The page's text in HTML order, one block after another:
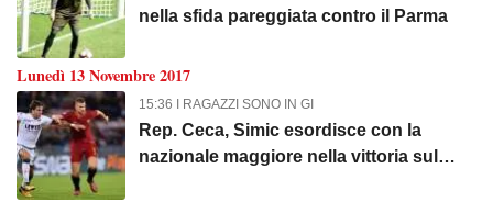
nella sfida pareggiata contro il Parma
Lunedì 13 Novembre 2017
15:36 I RAGAZZI SONO IN GI
Rep. Ceca, Simic esordisce con la
nazionale maggiore nella vittoria sul